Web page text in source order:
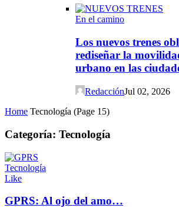
En el camino
Los nuevos trenes
rediseñar la
urbano en las
RedacciónJul 02, 2026
Home Tecnología (Page 15)
Categoría: Tecnología
Tecnología
Like
GPRS: Al ojo del amo…